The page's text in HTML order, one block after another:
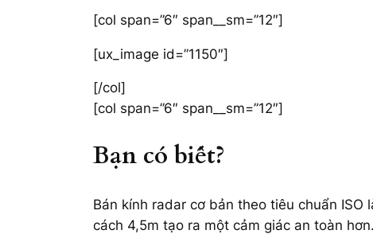
[col span=”6″ span__sm=”12″]
[ux_image id=”1150″]
[/col]
[col span=”6″ span__sm=”12″]
Bạn có biết?
Bán kính radar cơ bản theo tiêu chuẩn
cách 4,5m tạo ra một cảm giác an toàn hơn.